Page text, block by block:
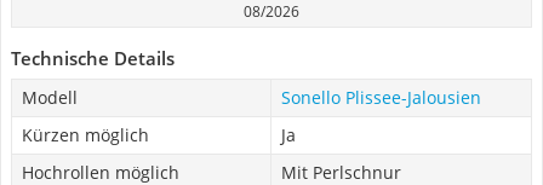
08/2026
Technische Details
Modell
Sonello Plissee-Jalousien
Kürzen möglich
Ja
Hochrollen möglich
Mit Perlschnur